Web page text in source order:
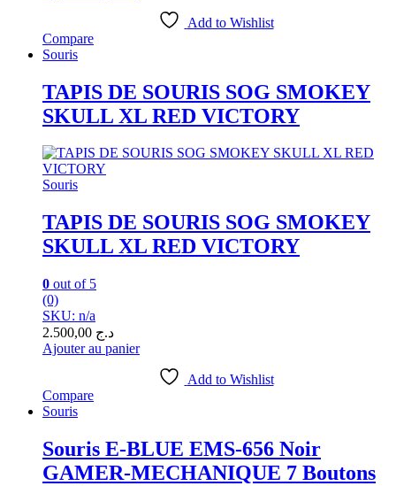
Add to Wishlist
Compare
Souris
TAPIS DE SOURIS SOG SMOKEY
SKULL XL RED VICTORY
Souris
TAPIS DE SOURIS SOG SMOKEY
SKULL XL RED VICTORY
0 out of 5
(0)
SKU: n/a
د.ج
Ajouter au panier
Add to Wishlist
Compare
Souris
Souris E-BLUE EMS-656 Noir
GAMER-MECHANIQUE 7 Boutons